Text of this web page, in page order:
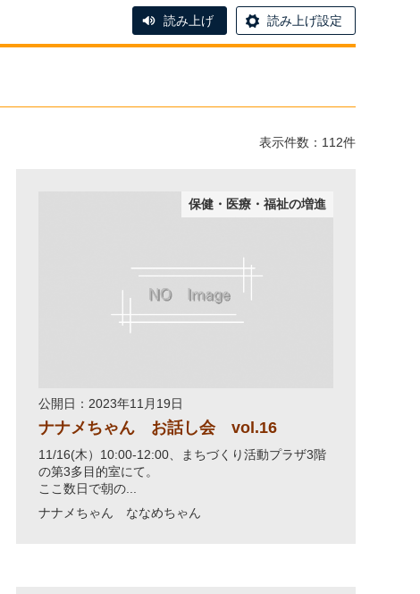
読み上げ 読み上げ設定
表示件数：112件
保健・医療・福祉の増進
公開日：2023年11月19日
ナナメちゃん お話し会 vol.16
11/16(木）10:00-12:00、まちづくり活動プラザ3階
の第3多目的室にて。
ここ数日で朝の...
ナナメちゃん ななめちゃん